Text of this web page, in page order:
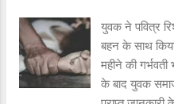
किया था।
युवक ने पवित्र
बहन के साथ
महीने की
के बाद युवक